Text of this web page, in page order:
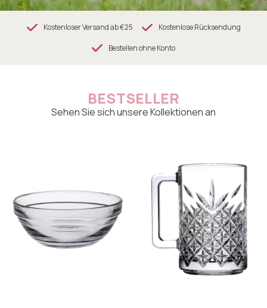
Kostenloser Versand ab €25 Kostenlose Rücksendung
Bestellen ohne Konto
Sehen Sie sich unsere Kollektionen an
BESTSELLER